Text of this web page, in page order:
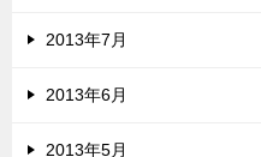
2013年7月
2013年6月
2013年5月